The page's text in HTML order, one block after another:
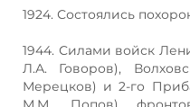
1924. Состоялись
1944. Силами войск
Л.А. Говоров),
Мерецков) и 2-го